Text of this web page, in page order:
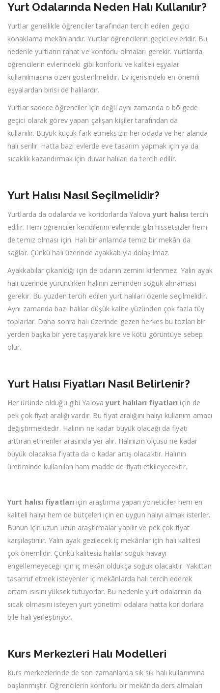
Yurt Odalarında Neden Halı Kullanılır?
Yurtlar genellikle öğrenciler tarafından tercih edilen geçici
konaklama mekânlarıdır. Yurtlar öğrencilerin geçici evleridir. Bu
nedenle yurtların rahat ve konforlu olmaları gerekir. Yurtlarda
öğrencilerin evlerindeki gibi konforlu ve kaliteli eşyalar
kullanılmasına özen gösterilmelidir. Ev içerisindeki en önemli
eşyalardan birisi de halılardır.
Yurtlar sadece öğrenciler için değil aynı zamanda o bölgede
geçici olarak görev yapan çalışan kişiler tarafından da
kullanılır. Büyük küçük fark etmeksizin her odada ve her alanda
halı serilir. Hatta bazı evlerde eve tasarım yapmak için ya da
sıcaklık kazandırmak için duvar halıları da tercih edilir.
Yurt Halısı Nasıl Seçilmelidir?
Yurtlarda da odalarda ve koridorlarda Yalovayurt halısı tercih
edilir. Hem öğrenciler kendilerini evlerinde gibi hissetsizler hem
de temiz olması için. Halı bir anlamda temiz bir mekân da
sağlar. Çünkü halı üzerinde ayakkabıyla dolaşılmaz.
Ayakkabılar çıkarıldığı için de odanın zemini kirlenmez. Yalın ayak
halı üzerinde yürünürken halının zeminden soğuk almaması
gerekir. Bu yüzden tercih edilen yurt halıları özenle seçilmelidir.
Aynı zamanda bazı halılar düşük kalite yüzünden çok fazla tüy
toplarlar. Daha sonra halı üzerinde gezen herkes bu tozları bir
yerden başka bir yere taşıyarak kire ve kötü görüntüye sebep
olur.
Yurt Halısı Fiyatları Nasıl Belirlenir?
Her üründe olduğu gibi Yalovayurt halıları fiyatları için de
pek çok fiyat aralığı vardır. Bu fiyat aralığını halıyı kullanım amacı
değiştirmektedir. Halının ne kadar büyük olacağı da fiyatı
arttıran etmenler arasında yer alır. Halınızın ölçüsü ne kadar
büyük olacaksa fiyatta da o kadar artış olacaktır. Halının
üretiminde kullanılan ham madde de fiyatı etkileyecektir.
Yurt halısı fiyatları için araştırma yapan yöneticiler hem en
kaliteli halıyı hem de bütçeleri için en uygun halıyı almak isterler.
Bunun için uzun uzun araştırmalar yapılır ve pek çok fiyat
karşılaştırılır. Yalın ayak gezilecek iç mekânlar için halı kalitesi
çok önemlidir. Çünkü kalitesiz halılar soğuk havayı
engellemeyeceği için iç mekân oldukça soğuk olacaktır. Yakıttan
tasarruf etmek isteyenler iç mekânlarda halı tercih ederek
ortam ısısını yüksek tutuyorlar. Bu nedenle yurt odalarının da
sıcak olmasını isteyen yurt yönetimi odalara hatta koridorlara
bile halı yerleştiriyor.
Kurs Merkezleri Halı Modelleri
Kurs merkezlerinde de son zamanlarda sık sık halı kullanımına
başlanmıştır. Öğrencilerin konforlu bir mekânda ders almaları